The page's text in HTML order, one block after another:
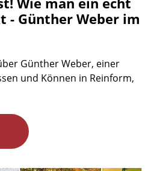
- Günther Weber im
Günther Weber, einer
und Können in Reinform,